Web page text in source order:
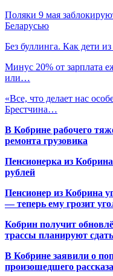
Поляки 9 мая
Беларусью
Без буллинга. Как дети
Минус 20% от зарплата
или…
«Все, что делает нас
Брестчина…
В Кобрине рабочего
ремонта грузовика
Пенсионерка из
рублей
Пенсионер из Кобрина
— теперь ему грозит
Кобрин получит
трассы планируют
В Кобрине заявили о
произошедшего